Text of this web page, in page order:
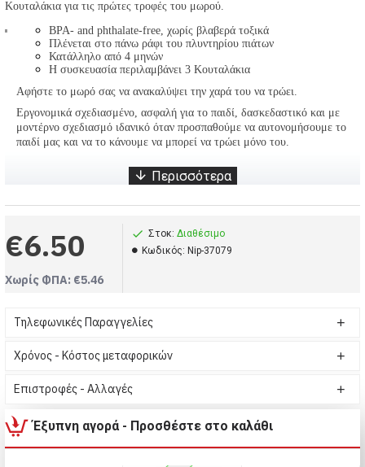
Κουταλάκια για τις πρώτες τροφές του μωρού.
BPA- and phthalate-free, χωρίς βλαβερά τοξικά
Πλένεται στο πάνω ράφι του πλυντηρίου πιάτων
Κατάλληλο από 4 μηνών
Η συσκευασία περιλαμβάνει 3 Κουταλάκια
Αφήστε το μωρό σας να ανακαλύψει την χαρά του να τρώει.
Εργονομικά σχεδιασμένο, ασφαλή για το παιδί, δασκεδαστικό και με
μοντέρνο σχεδιασμό ιδανικό όταν προσπαθούμε να αυτονομήσουμε το
παιδί μας και να το κάνουμε να μπορεί να τρώει μόνο του
€6.50
Χωρίς ΦΠΑ: €5.46
Στοκ: Διαθέσιμο
Kωδικός: Nip-37079
Τηλεφωνικές Παραγγελίες
Χρόνος - Κόστος μεταφορικών
Επιστροφές - Αλλαγές
Έξυπνη αγορά - Προσθέστε στο καλάθι